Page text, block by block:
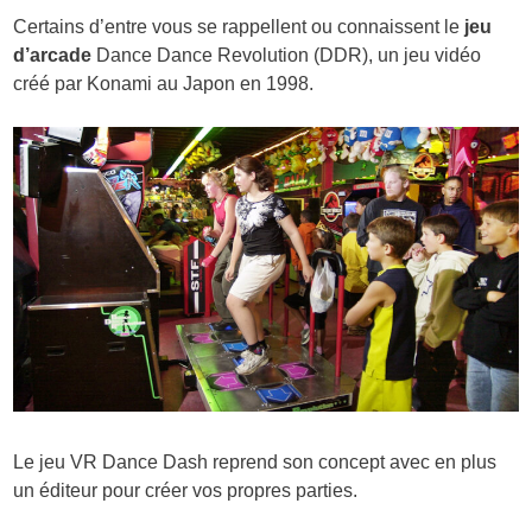
Certains d’entre vous se rappellent ou connaissent le jeu
d’arcade Dance Dance Revolution (DDR), un jeu vidéo
créé par Konami au Japon en 1998.
Le jeu VR Dance Dash reprend son concept avec en plus
un éditeur pour créer vos propres parties.